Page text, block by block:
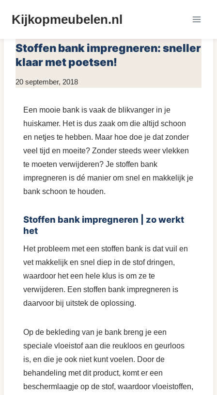
naarKijkopmeubelen.nl
Stoffen bank impregneren: sneller
klaar met poetsen!
Door
20 september, 2018
Een mooie bank is vaak de blikvanger in je
huiskamer. Het is dus zaak om die altijd schoon
en netjes te hebben. Maar hoe doe je dat zonder
veel tijd en moeite? Zonder steeds weer vlekken
te moeten verwijderen? Je stoffen bank
impregneren is dé manier om snel en makkelijk je
bank schoon te houden.
Stoffen bank impregneren | zo werkt
het
Het probleem met een stoffen bank is dat vuil en
vet makkelijk en snel diep in de stof dringen,
waardoor het een hele klus is om ze te
verwijderen. Een stoffen bank impregneren is
daarvoor bij uitstek de oplossing.
Op de bekleding van je bank breng je een
speciale vloeistof aan die reukloos en geurloos
is, en die je ook niet kunt voelen. Door de
behandeling met dit product, komt er een
beschermlaagje op de stof, waardoor vloeistoffen,